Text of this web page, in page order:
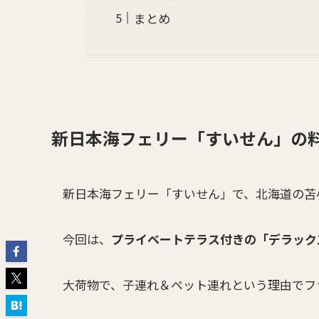
まとめ
新日本海フェリー「すいせん」の
新日本海フェリー「すいせん」で、北海道の
今回は、 プライベートテラス付きの「デラッ
大荷物で、子連れ＆ペット連れという理由で